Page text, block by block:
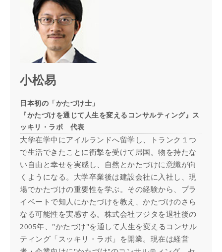
小松易
日本初の「かたづけ士」
『かたづけを通じて人生を変えるコンサルティング』ス
ッキリ・ラボ 代表
大学在学中にアイルランドへ留学し、トランク１つ
で生活できたことに衝撃を受けて帰国。物を持たな
い自由と幸せを実感し、自然とかたづけに意識が向
くようになる。大学卒業後は建設会社に入社し、現
場でかたづけの重要性を学ぶ。その経験から、プラ
イベートで知人にかたづけを教え、かたづけのさら
なる可能性を実感する。株式会社フジタを退社後の
2005年、"かたづけ"を通して人生を変えるコンサル
ティング「スッキリ・ラボ」を開業。現在は経営